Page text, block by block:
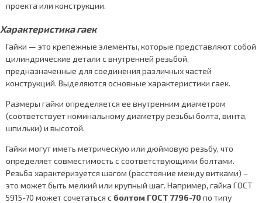
проекта или конструкции.
Характеристика гаек
Гайки — это крепежные элементы, которые представляют собой
цилиндрические детали с внутренней резьбой,
предназначенные для соединения различных частей
конструкций. Выделяются основные характеристики гаек.
Размеры гайки определяется ее внутренним диаметром
(соответствует номинальному диаметру резьбы болта, винта,
шпильки) и высотой.
Гайки могут иметь метрическую или дюймовую резьбу, что
определяет совместимость с соответствующими болтами.
Резьба характеризуется шагом (расстояние между витками) –
это может быть мелкий или крупный шаг. Например, гайка ГОСТ
5915-70 может сочетаться с болтом ГОСТ 7796-70по типу